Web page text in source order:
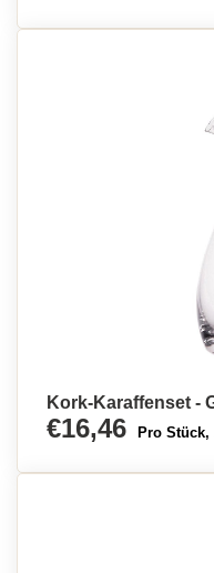
Kork-Karaffenset -
€16,46 Pro